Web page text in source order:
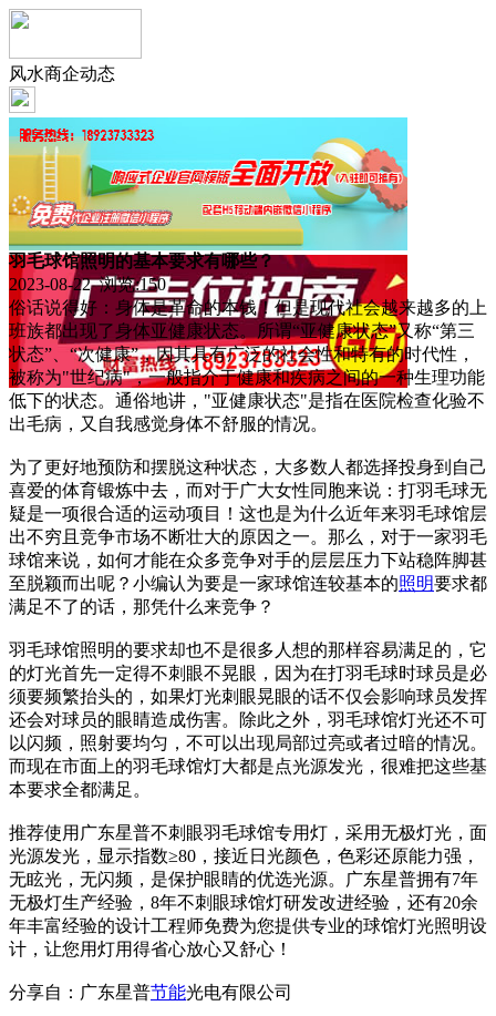
风水商企动态
羽毛球馆照明的基本要求有哪些？
2023-08-22 浏览:150
俗话说得好：身体是革命的本钱！但是现代社会越来越多的上
班族都出现了身体亚健康状态。所谓“亚健康状态”又称“第三
状态”、“次健康”，因其具有广泛的社会性和特有的时代性，
被称为"世纪病"，一般指介于健康和疾病之间的一种生理功能
低下的状态。通俗地讲，"亚健康状态"是指在医院检查化验不
出毛病，又自我感觉身体不舒服的情况。
为了更好地预防和摆脱这种状态，大多数人都选择投身到自己
喜爱的体育锻炼中去，而对于广大女性同胞来说：打羽毛球无
疑是一项很合适的运动项目！这也是为什么近年来羽毛球馆层
出不穷且竞争市场不断壮大的原因之一。那么，对于一家羽毛
球馆来说，如何才能在众多竞争对手的层层压力下站稳阵脚甚
至脱颖而出呢？小编认为要是一家球馆连较基本的照明要求都
满足不了的话，那凭什么来竞争？
羽毛球馆照明的要求却也不是很多人想的那样容易满足的，它
的灯光首先一定得不刺眼不晃眼，因为在打羽毛球时球员是必
须要频繁抬头的，如果灯光刺眼晃眼的话不仅会影响球员发挥
还会对球员的眼睛造成伤害。除此之外，羽毛球馆灯光还不可
以闪频，照射要均匀，不可以出现局部过亮或者过暗的情况。
而现在市面上的羽毛球馆灯大都是点光源发光，很难把这些基
本要求全都满足。
推荐使用广东星普不刺眼羽毛球馆专用灯，采用无极灯光，面
光源发光，显示指数≥80，接近日光颜色，色彩还原能力强，
无眩光，无闪频，是保护眼睛的优选光源。广东星普拥有7年
无极灯生产经验，8年不刺眼球馆灯研发改进经验，还有20余
年丰富经验的设计工程师免费为您提供专业的球馆灯光照明设
计，让您用灯用得省心放心又舒心！
分享自：广东星普节能光电有限公司